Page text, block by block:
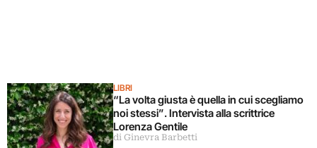
LIBRI
“La volta giusta è quella in cui scegliamo
noi stessi”. Intervista alla scrittrice
Lorenza Gentile
di Ginevra Barbetti